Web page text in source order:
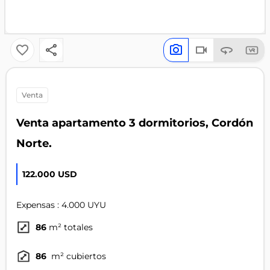
venta
Venta apartamento 3 dormitorios, Cordón
Norte.
122.000 USD
Expensas : 4.000 UYU
86 m² totales
86 m² cubiertos